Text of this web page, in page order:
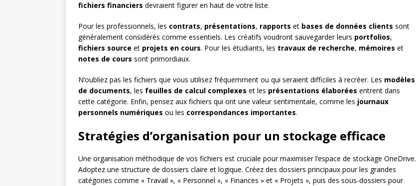
fichiers financiers devraient figurer en haut de votre liste.
Pour les professionnels, les contrats, présentations, rapports et bases de données clients sont
généralement considérés comme essentiels. Les créatifs voudront sauvegarder leurs portfolios,
fichiers source et projets en cours. Pour les étudiants, les travaux de recherche, mémoires et
notes de cours sont primordiaux.
N’oubliez pas les fichiers que vous utilisez fréquemment ou qui seraient difficiles à recréer. Les modèles
de documents, les feuilles de calcul complexes et les présentations élaborées entrent dans
cette catégorie. Enfin, pensez aux fichiers qui ont une valeur sentimentale, comme les journaux
personnels numériques ou les correspondances importantes.
Stratégies d’organisation pour un stockage efficace
Une organisation méthodique de vos fichiers est cruciale pour maximiser l’espace de stockage OneDrive.
Adoptez une structure de dossiers claire et logique. Créez des dossiers principaux pour les grandes
catégories comme « Travail », « Personnel », « Finances » et « Projets », puis des sous-dossiers pour